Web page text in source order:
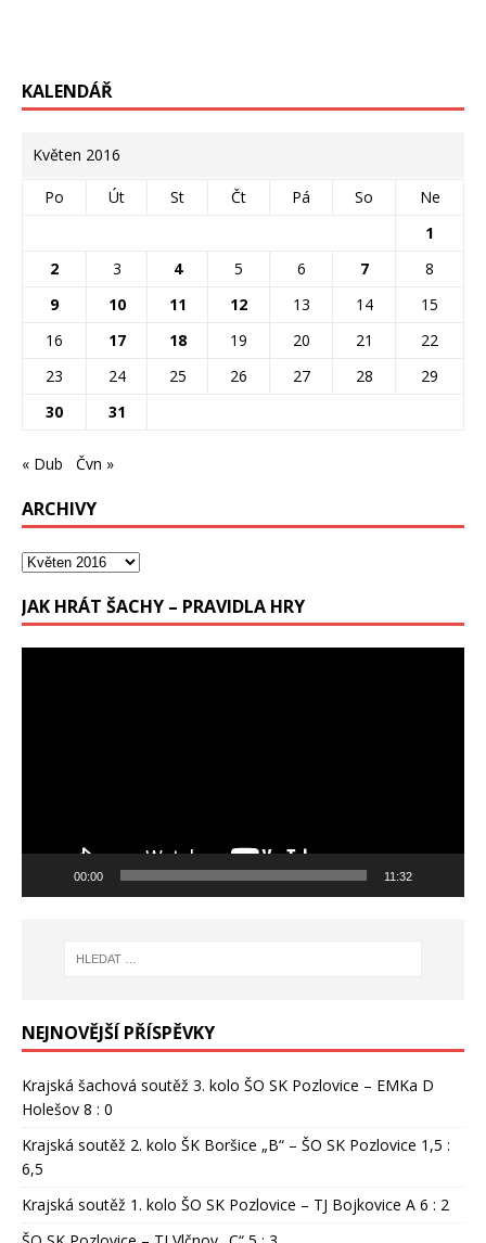
KALENDÁŘ
Květen 2016
Po Út St Čt Pá So
Ne
1
2
3 4 5 6 7
8
9
10 11 12 13 14
15
16
17 18 19 20 21
22
23
24 25 26 27 28
29
30
31
« Dub Čvn »
ARCHIVY
JAK HRÁT ŠACHY – PRAVIDLA HRY
00:00 11:32
NEJNOVĚJŠÍ PŘÍSPĚVKY
Krajská šachová soutěž 3. kolo ŠO SK Pozlovice – EMKa D
Holešov 8 : 0
Krajská soutěž 2. kolo ŠK Boršice „B“ – ŠO SK Pozlovice 1,5 :
6,5
Krajská soutěž 1. kolo ŠO SK Pozlovice – TJ Bojkovice A 6 : 2